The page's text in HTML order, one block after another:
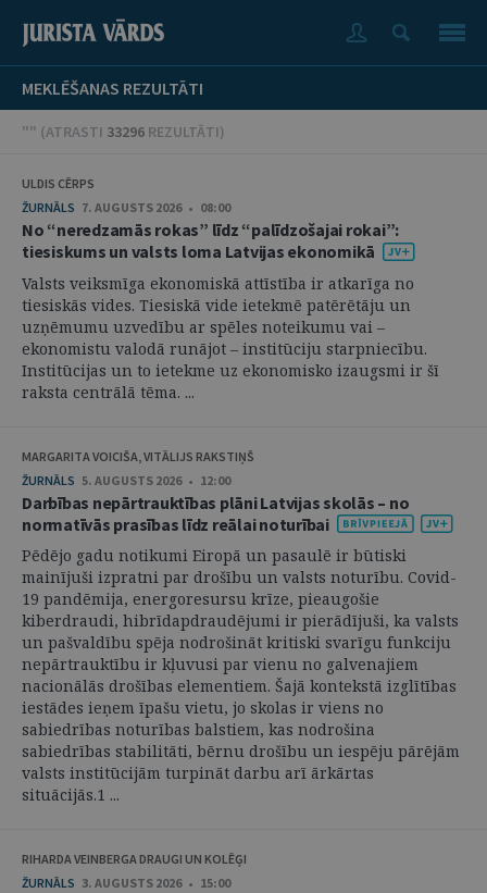
MEKLĒŠANAS REZULTĀTI
"" (ATRASTI 33296 REZULTĀTI)
ULDIS CĒRPS
ŽURNĀLS 7. AUGUSTS 2026 • 08:00
No “neredzamās rokas” līdz “palīdzošajai rokai”:
tiesiskums un valsts loma Latvijas ekonomikā
Valsts veiksmīga ekonomiskā attīstība ir atkarīga no
tiesiskās vides. Tiesiskā vide ietekmē patērētāju un
uzņēmumu uzvedību ar spēles noteikumu vai –
ekonomistu valodā runājot – institūciju starpniecību.
Institūcijas un to ietekme uz ekonomisko izaugsmi ir šī
raksta centrālā tēma. ...
MARGARITA VOICIŠA, VITĀLIJS RAKSTIŅŠ
ŽURNĀLS 5. AUGUSTS 2026 • 12:00
Darbības nepārtrauktības plāni Latvijas skolās – no
normatīvās prasības līdz reālai noturībai
Pēdējo gadu notikumi Eiropā un pasaulē ir būtiski
mainījuši izpratni par drošību un valsts noturību. Covid-
19 pandēmija, energoresursu krīze, pieaugošie
kiberdraudi, hibrīdapdraudējumi ir pierādījuši, ka valsts
un pašvaldību spēja nodrošināt kritiski svarīgu funkciju
nepārtrauktību ir kļuvusi par vienu no galvenajiem
nacionālās drošības elementiem. Šajā kontekstā izglītības
iestādes ieņem īpašu vietu, jo skolas ir viens no
sabiedrības noturības balstiem, kas nodrošina
sabiedrības stabilitāti, bērnu drošību un iespēju pārējām
valsts institūcijām turpināt darbu arī ārkārtas
situācijās.1 ...
RIHARDA VEINBERGA DRAUGI UN KOLĒĢI
ŽURNĀLS 3. AUGUSTS 2026 • 15:00